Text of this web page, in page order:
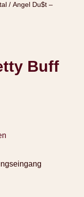
/ Angel Du$t –
Buff